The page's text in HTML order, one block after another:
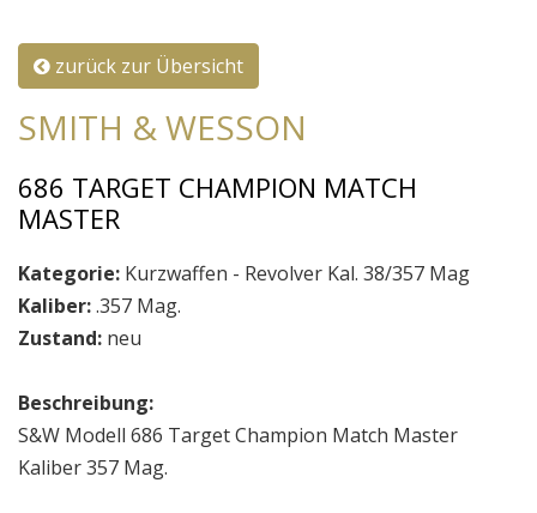
zurück zur Übersicht
SMITH & WESSON
686 TARGET CHAMPION MATCH
MASTER
Kategorie: Kurzwaffen - Revolver Kal. 38/357 Mag
Kaliber:.357 Mag.
Zustand: neu
Beschreibung:
S&W Modell 686 Target Champion Match Master
Kaliber 357 Mag.